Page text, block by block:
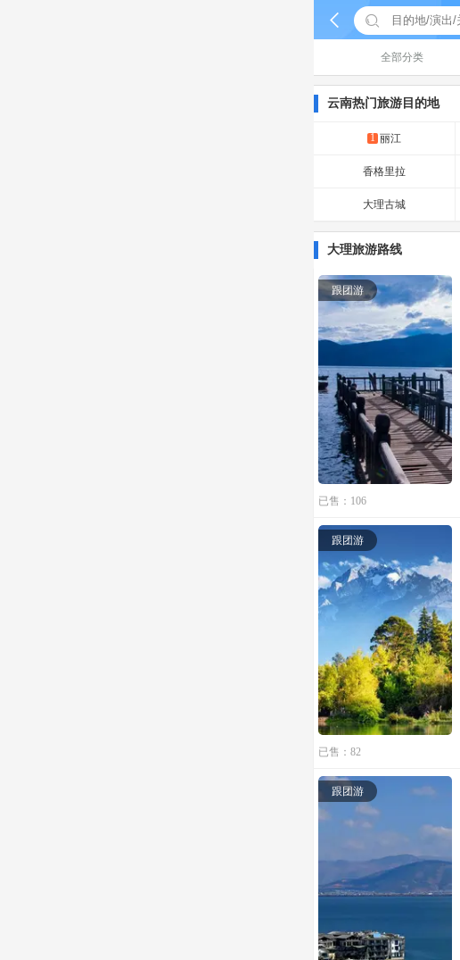
 
全部分类
云南热门旅游目的地
1 丽江
香格里拉
大理古城
大理旅游路线
跟团游
已售：106
跟团游
已售：82
跟团游